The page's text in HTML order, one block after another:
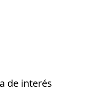
de interés